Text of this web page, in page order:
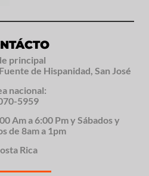
principal
de Hispanidad, San José
nacional:
5959
Am a 6:00 Pm y Sábados y
de 8am a 1pm
Rica